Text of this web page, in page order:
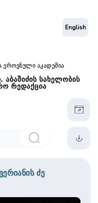
ეროვნული აკადემია
სახელობის
რედაქცია
English
ძე